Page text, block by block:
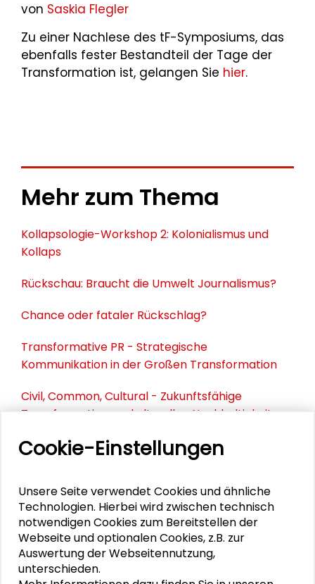
von Saskia Flegler
Zu einer Nachlese des tF-Symposiums, das
ebenfalls fester Bestandteil der Tage der
Transformation ist, gelangen Sie hier.
Mehr zum Thema
Kollapsologie-Workshop 2: Kolonialismus und
Kollaps
Rückschau: Braucht die Umwelt Journalismus?
Chance oder fataler Rückschlag?
Transformative PR - Strategische
Kommunikation in der Großen Transformation
Civil, Common, Cultural - Zukunftsfähige
Transformation zur kulturellen Nachhaltigkeit
PERSONEN IM KONTEXT
Torsten Schäfer
Manfred Fischedick
Cookie-Einstellungen
Unsere Seite verwendet Cookies und ähnliche
Technologien. Hierbei wird zwischen technisch
notwendigen Cookies zum Bereitstellen der
Webseite und optionalen Cookies, z.B. zur
Auswertung der Webseitennutzung,
unterschieden.